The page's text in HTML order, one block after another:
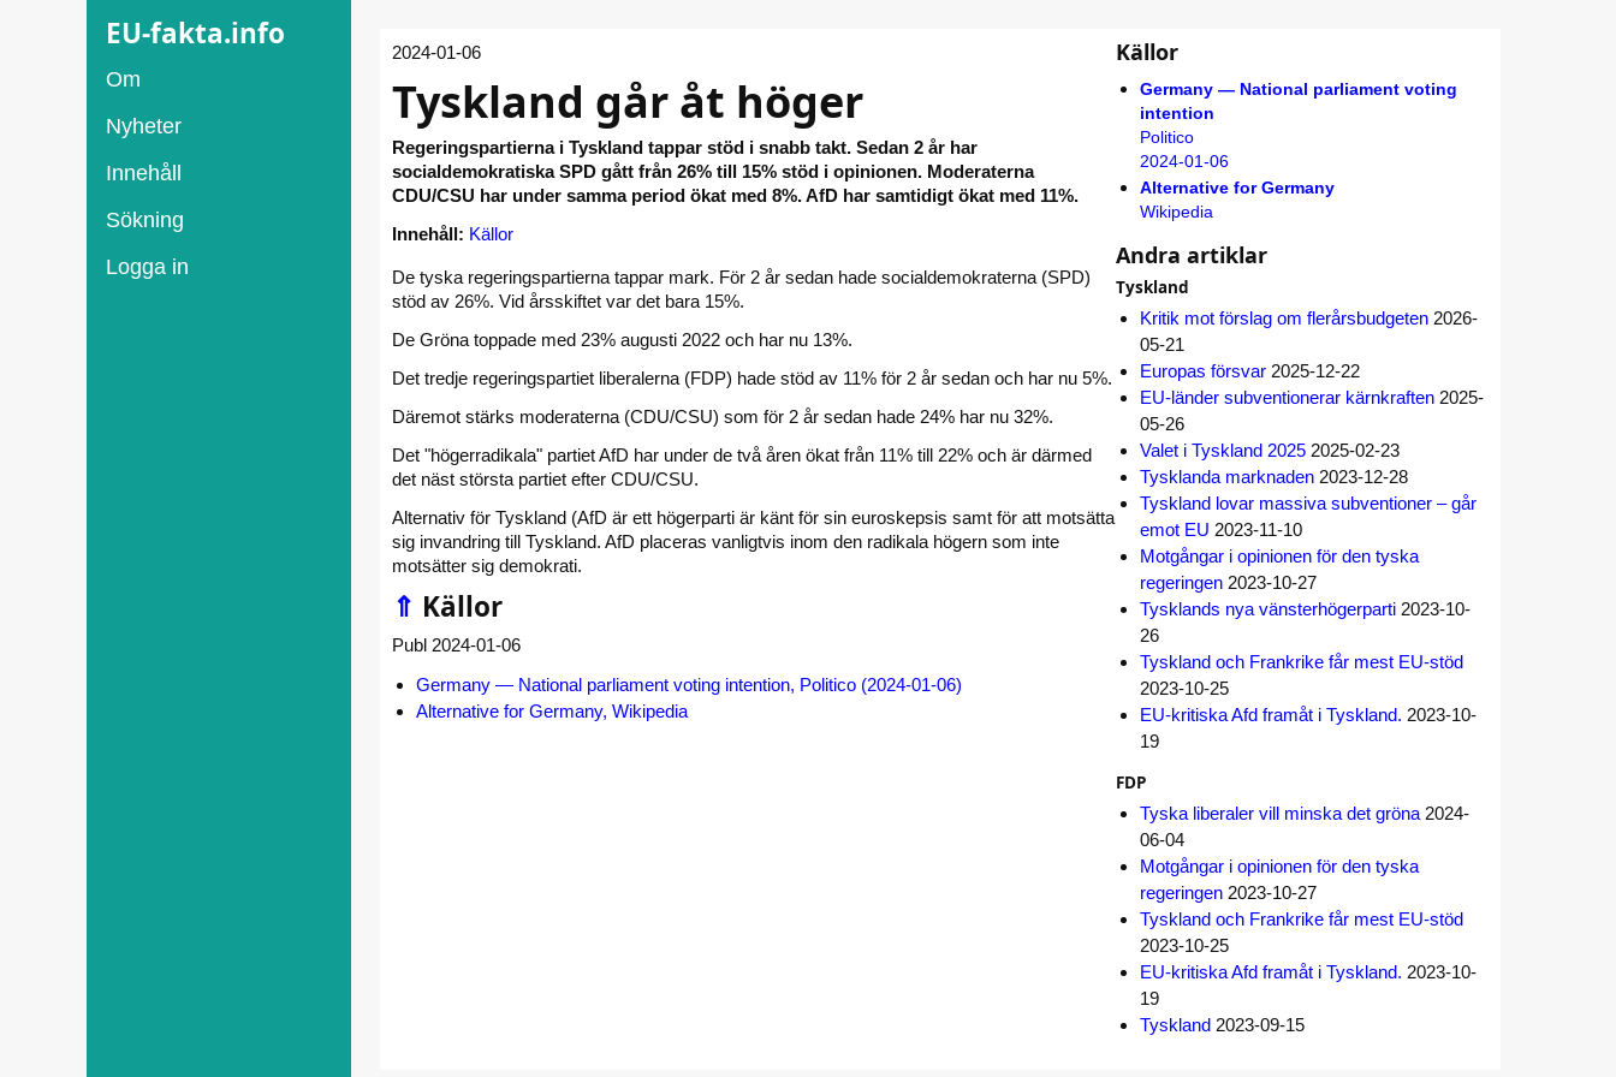
EU-fakta.info
Om
Nyheter
Innehåll
Sökning
Logga in
2024-01-06
Tyskland går åt höger
Regeringspartierna i Tyskland tappar stöd i snabb takt. Sedan 2 år har
socialdemokratiska SPD gått från 26% till 15% stöd i opinionen. Moderaterna
CDU/CSU har under samma period ökat med 8%. AfD har samtidigt ökat med 11%.
Innehåll: Källor
De tyska regeringspartierna tappar mark. För 2 år sedan hade socialdemokraterna (SPD)
stöd av 26%. Vid årsskiftet var det bara 15%.
De Gröna toppade med 23% augusti 2022 och har nu 13%.
Det tredje regeringspartiet liberalerna (FDP) hade stöd av 11% för 2 år sedan och har nu 5%.
Däremot stärks moderaterna (CDU/CSU) som för 2 år sedan hade 24% har nu 32%.
Det "högerradikala" partiet AfD har under de två åren ökat från 11% till 22% och är därmed
det näst största partiet efter CDU/CSU.
Alternativ för Tyskland (AfD är ett högerparti är känt för sin euroskepsis samt för att motsätta
sig invandring till Tyskland. AfD placeras vanligtvis inom den radikala högern som inte
motsätter sig demokrati.
⇑ Källor
Publ 2024-01-06
Germany — National parliament voting intention, Politico (2024-01-06)
Alternative for Germany, Wikipedia
Källor
Germany — National parliament voting
intention
Politico
2024-01-06
Alternative for Germany
Wikipedia
Andra artiklar
Tyskland
Kritik mot förslag om flerårsbudgeten 2026-
05-21
Europas försvar 2025-12-22
EU-länder subventionerar kärnkraften 2025-
05-26
Valet i Tyskland 2025 2025-02-23
Tysklanda marknaden 2023-12-28
Tyskland lovar massiva subventioner – går
emot EU 2023-11-10
Motgångar i opinionen för den tyska
regeringen 2023-10-27
Tysklands nya vänsterhögerparti 2023-10-
26
Tyskland och Frankrike får mest EU-stöd
2023-10-25
EU-kritiska Afd framåt i Tyskland. 2023-10-
19
FDP
Tyska liberaler vill minska det gröna 2024-
06-04
Motgångar i opinionen för den tyska
regeringen 2023-10-27
Tyskland och Frankrike får mest EU-stöd
2023-10-25
EU-kritiska Afd framåt i Tyskland. 2023-10-
19
Tyskland 2023-09-15